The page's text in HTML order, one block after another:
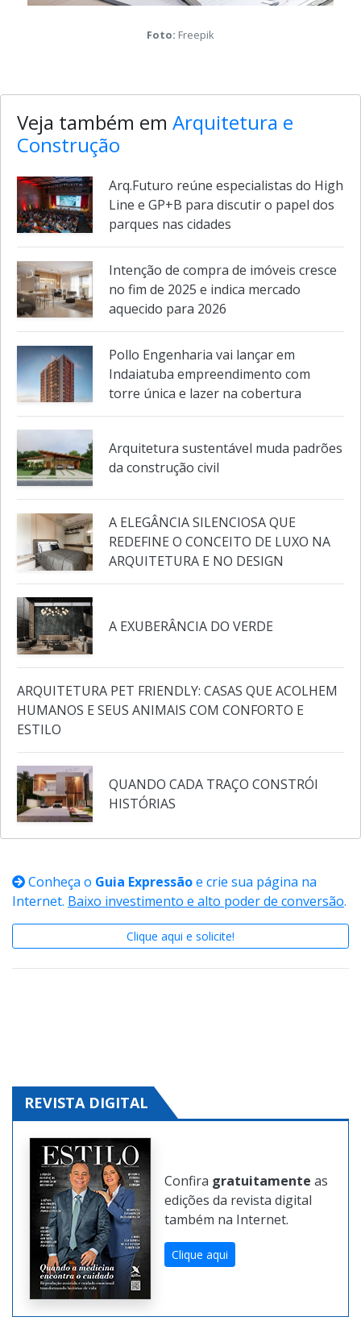
Foto:Freepik
Veja também emArquitetura e
Construção
Arq.Futuro reúne especialistas do High
Line e GP+B para discutir o papel dos
parques nas cidades
Intenção de compra de imóveis cresce
no fim de 2025 e indica mercado
aquecido para 2026
Pollo Engenharia vai lançar em
torre única e lazer na cobertura
da construção civil
A ELEGÂNCIA SILENCIOSA QUE
ARQUITETURA E NO DESIGN
A EXUBERÂNCIA DO VERDE
ARQUITETURA PET FRIENDLY: CASAS QUE ACOLHEM
HUMANOS E SEUS ANIMAIS COM CONFORTO E
ESTILO
QUANDO CADA TRAÇO CONSTRÓI
Guia Expressão e crie sua página na
REVISTA DIGITAL
Confiragratuitamente
edições da revista digital
Clique aqui